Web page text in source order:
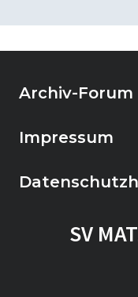
Archiv-Forum
Impressum
SV